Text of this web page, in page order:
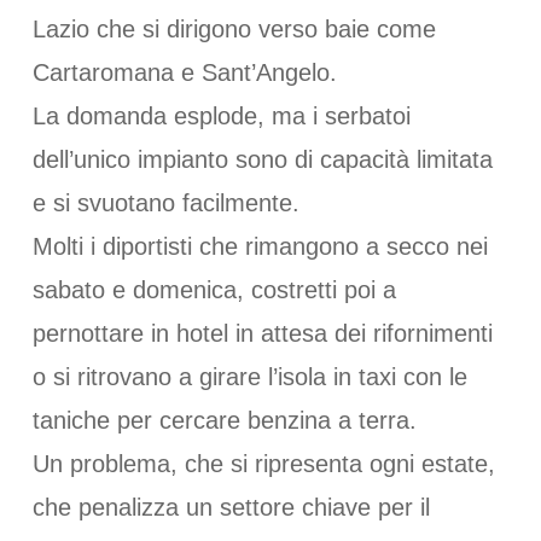
Lazio che si dirigono verso baie come
Cartaromana e Sant’Angelo.
La domanda esplode, ma i serbatoi
dell’unico impianto sono di capacità limitata
e si svuotano facilmente.
Molti i diportisti che rimangono a secco nei
sabato e domenica, costretti poi a
pernottare in hotel in attesa dei rifornimenti
o si ritrovano a girare l’isola in taxi con le
taniche per cercare benzina a terra.
Un problema, che si ripresenta ogni estate,
che penalizza un settore chiave per il